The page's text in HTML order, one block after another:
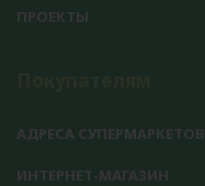
ПРОЕКТЫ
АДРЕСА СУПЕРМАРКЕТОВ
ИНТЕРНЕТ-МАГАЗИН